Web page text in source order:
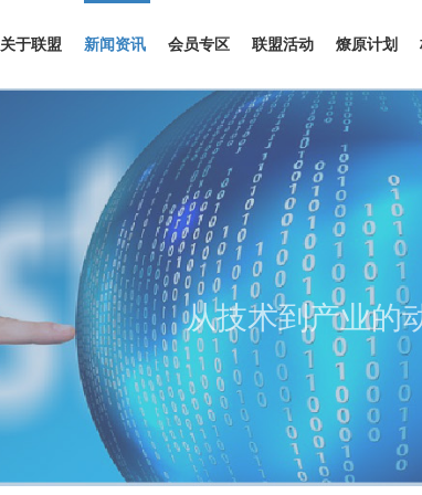
关于联盟 新闻资讯 会员专区 联盟活动 燎原计划
从技术到产业的